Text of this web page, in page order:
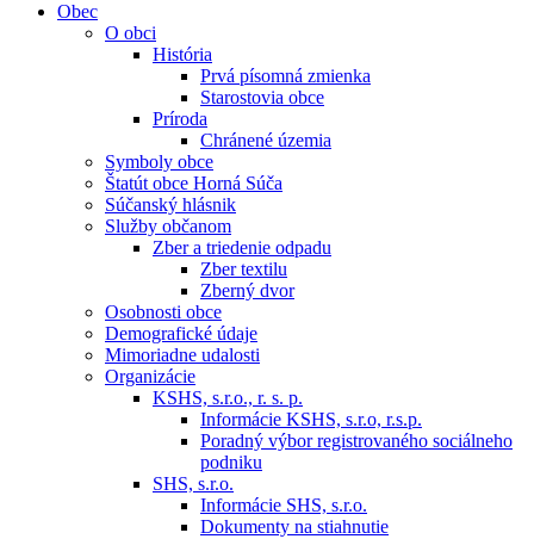
Obec
O obci
História
Prvá písomná zmienka
Starostovia obce
Príroda
Chránené územia
Symboly obce
Štatút obce Horná Súča
Súčanský hlásnik
Služby občanom
Zber a triedenie odpadu
Zber textilu
Zberný dvor
Osobnosti obce
Demografické údaje
Mimoriadne udalosti
Organizácie
KSHS, s.r.o., r. s. p.
Informácie KSHS, s.r.o, r.s.p.
Poradný výbor registrovaného sociálneho
podniku
SHS, s.r.o.
Informácie SHS, s.r.o.
Dokumenty na stiahnutie